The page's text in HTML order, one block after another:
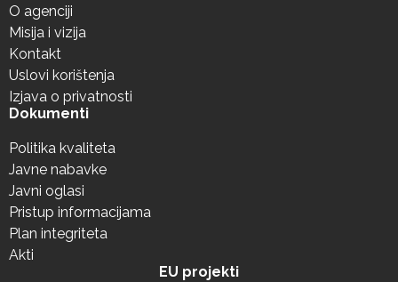
O agenciji
Misija i vizija
Kontakt
Uslovi korištenja
Izjava o privatnosti
Dokumenti
Politika kvaliteta
Javne nabavke
Javni oglasi
Pristup informacijama
Plan integriteta
Akti
EU projekti